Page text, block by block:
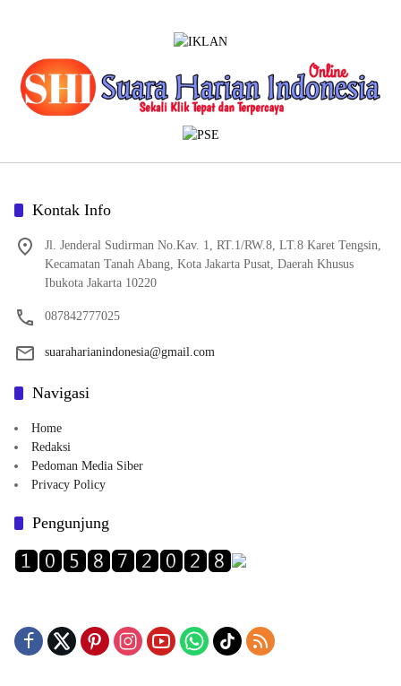
Kontak Info
Jl. Jenderal Sudirman No.Kav. 1, RT.1/RW.8, LT.8 Karet Tengsin,
Kecamatan Tanah Abang, Kota Jakarta Pusat, Daerah Khusus
Ibukota Jakarta 10220
087842777025
suaraharianindonesia@gmail.com
Navigasi
Home
Redaksi
Pedoman Media Siber
Privacy Policy
Pengunjung